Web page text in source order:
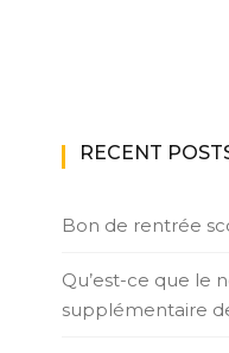
RECENT
Bon de rentrée
Qu’est-ce que le
supplémentaire